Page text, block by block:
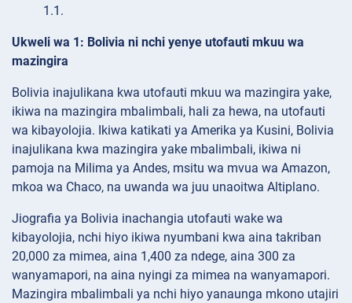
1.1.
Ukweli wa 1: Bolivia ni nchi yenye utofauti mkuu wa
mazingira
Bolivia inajulikana kwa utofauti mkuu wa mazingira yake,
ikiwa na mazingira mbalimbali, hali za hewa, na utofauti
wa kibayolojia. Ikiwa katikati ya Amerika ya Kusini, Bolivia
inajulikana kwa mazingira yake mbalimbali, ikiwa ni
pamoja na Milima ya Andes, msitu wa mvua wa Amazon,
mkoa wa Chaco, na uwanda wa juu unaoitwa Altiplano.
Jiografia ya Bolivia inachangia utofauti wake wa
kibayolojia, nchi hiyo ikiwa nyumbani kwa aina takriban
20,000 za mimea, aina 1,400 za ndege, aina 300 za
wanyamapori, na aina nyingi za mimea na wanyamapori.
Mazingira mbalimbali ya nchi hiyo yanaunga mkono utajiri